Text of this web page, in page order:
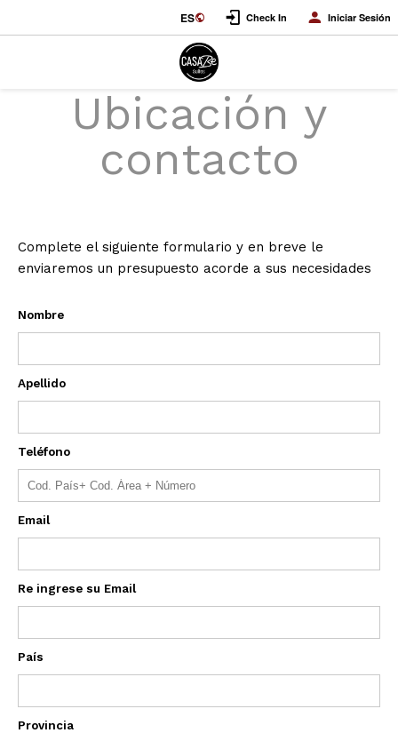
ES Check In Iniciar Sesión
Ubicación y
contacto
Complete el siguiente formulario y en breve le
enviaremos un presupuesto acorde a sus necesidades
Nombre
Apellido
Teléfono
Email
Re ingrese su Email
País
Provincia